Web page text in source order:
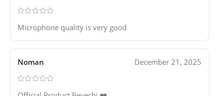
Microphone quality is very good
Noman December 21, 2025